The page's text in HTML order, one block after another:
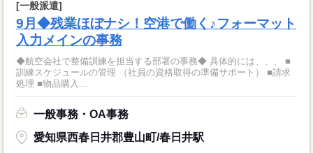
[一般派遣]
9月◆残業ほぼナシ！空港で働く♪フォーマット
入力メインの事務
◆航空会社で整備訓練を担当する部署の事務◆ 具体的には、、、 ■
訓練スケジュールの管理 （社員の資格取得の準備サポート） ■請求
処理 ■物品購入...
一般事務・OA事務
愛知県西春日井郡豊山町/春日井駅